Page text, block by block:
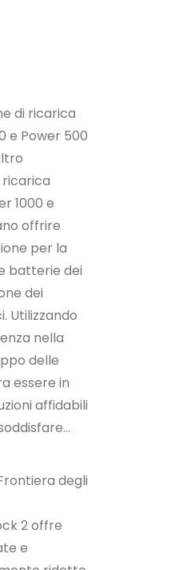
di ricarica
e Power 500
ricarica
1000 e
offrire
per la
batterie dei
dei
Utilizzando
nella
delle
essere in
affidabili
degli
2 offre
e